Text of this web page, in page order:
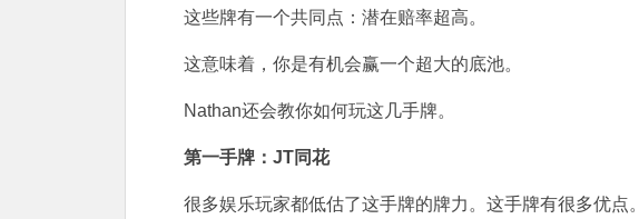
这些牌有一个共同点：潜在赔率超高。
这意味着，你是有机会赢一个超大的底池。
Nathan还会教你如何玩这几手牌。
第一手牌：JT同花
很多娱乐玩家都低估了这手牌的牌力。这手牌有很多优点。